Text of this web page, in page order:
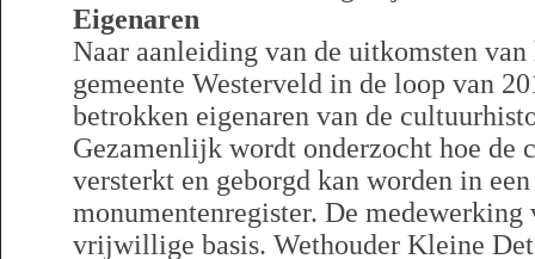
Eigenaren
Naar aanleiding van de uitkomsten
gemeente Westerveld in de loop van
betrokken eigenaren van de
Gezamenlijk wordt onderzocht hoe de
versterkt en geborgd kan worden in
monumentenregister. De medewerking
vrijwillige basis. Wethouder Kleine